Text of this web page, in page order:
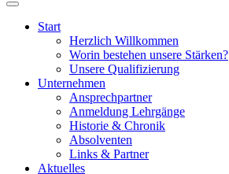
Start
Herzlich Willkommen
Worin bestehen unsere Stärken?
Unsere Qualifizierung
Unternehmen
Ansprechpartner
Anmeldung Lehrgänge
Historie & Chronik
Absolventen
Links & Partner
Aktuelles